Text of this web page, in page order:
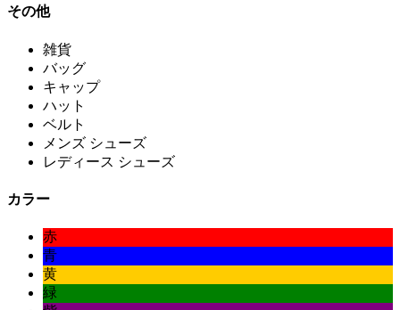
その他
雑貨
バッグ
キャップ
ハット
ベルト
メンズ シューズ
レディース シューズ
カラー
赤
青
黄
緑